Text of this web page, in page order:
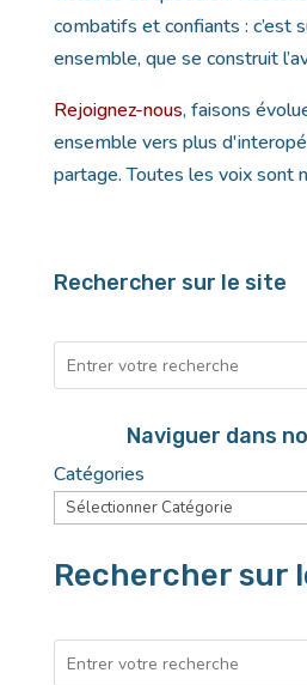
combatifs et confiants : c’est
ensemble, que se construit
Rejoignez-nous, faisons
ensemble vers plus
partage. Toutes les voix sont
Rechercher sur le site
Naviguer dans
Catégories
Rechercher sur